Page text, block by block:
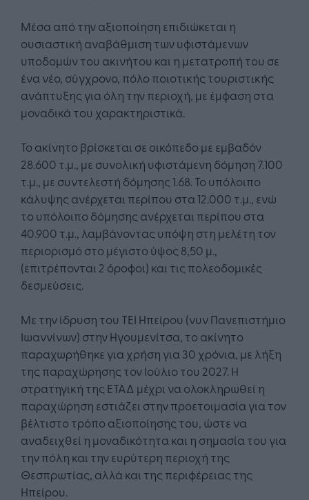
Μέσα από την αξιοποίηση επιδιώκεται η
ουσιαστική αναβάθμιση των υφιστάμενων
υποδομών του ακινήτου και η μετατροπή του σε
ένα νέο, σύγχρονο, πόλο ποιοτικής τουριστικής
ανάπτυξης για όλη την περιοχή, με έμφαση στα
μοναδικά του χαρακτηριστικά.
Το ακίνητο βρίσκεται σε οικόπεδο με εμβαδόν
28.600 τ.μ., με συνολική υφιστάμενη δόμηση 7.100
τ.μ., με συντελεστή δόμησης 1.68. Το υπόλοιπο
κάλυψης ανέρχεται περίπου στα 12.000 τ.μ., ενώ
το υπόλοιπο δόμησης ανέρχεται περίπου στα
40.900 τ.μ., λαμβάνοντας υπόψη στη μελέτη τον
περιορισμό στο μέγιστο ύψος 8,50 μ.,
(επιτρέπονται 2 όροφοι) και τις πολεοδομικές
δεσμεύσεις.
Με την ίδρυση του ΤΕΙ Ηπείρου (νυν Πανεπιστήμιο
Ιωαννίνων) στην Ηγουμενίτσα, το ακίνητο
παραχωρήθηκε για χρήση για 30 χρόνια, με λήξη
της παραχώρησης τον Ιούλιο του 2027. Η
στρατηγική της ΕΤΑΔ μέχρι να ολοκληρωθεί η
παραχώρηση εστιάζει στην προετοιμασία για τον
βέλτιστο τρόπο αξιοποίησης του, ώστε να
αναδειχθεί η μοναδικότητα και η σημασία του για
την πόλη και την ευρύτερη περιοχή της
Θεσπρωτίας, αλλά και της περιφέρειας της
Ηπείρου.